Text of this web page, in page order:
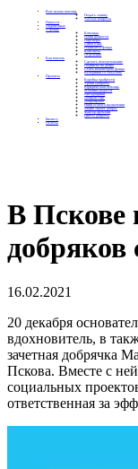
Вам нужна помощь
Подать заявку
Частые вопросы
Новости
Подопечные
О фонде
Команда
Наши ценности
Партнеры
СМИ о нас
Реквизиты фонда
Контакты
Отделения
Как помочь
Сделать пожертвование
Подписка на добро
Стать волонтером фонда
Вечеринки со смыслом
Проекты
Коробка храбрости
Уроки Доброты
Юридическая помощь
Мамины радости
Автодобряки
Добрый торт
Добропробег
Няни особого назначения
Акция «Букет добра»
Фактор времени
Цветы доброты
Бизнесу
Отчеты
В Пскове
16.02.2021
20 декабря
вдохновитель, в
зачетная добрячка
Пскова. Вместе с
социальных
ответственная за